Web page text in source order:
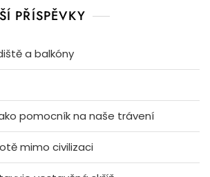
PŘÍSPĚVKY
a balkóny
pomocník na naše trávení
mimo civilizaci